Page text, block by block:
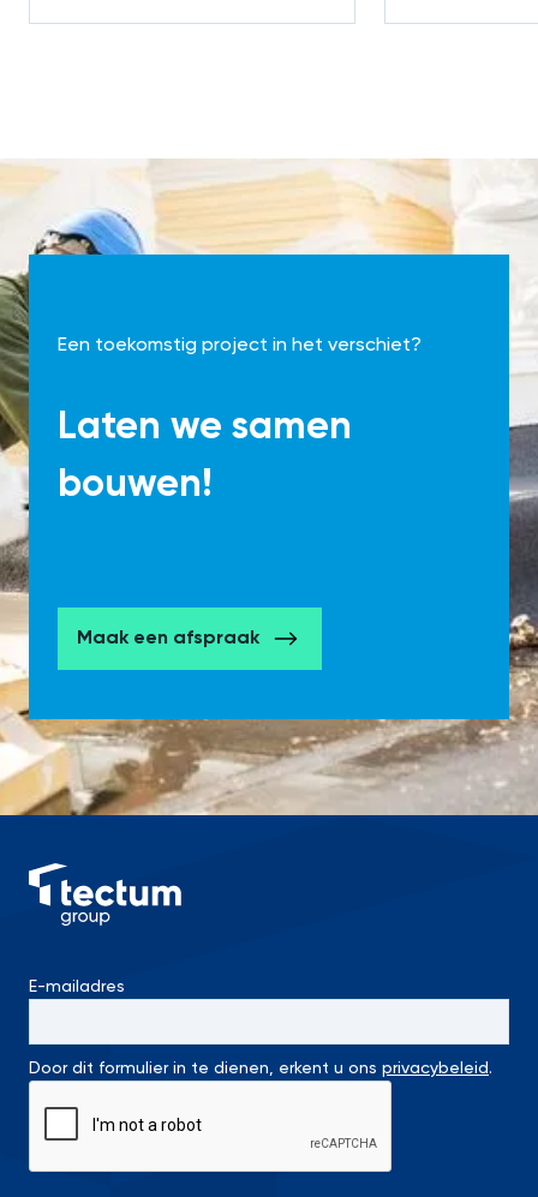
Een toekomstig project in het verschiet?
Laten we samen
bouwen!
Maak een afspraak
E-mailadres
Door dit formulier in te dienen, erkent u ons privacybeleid .